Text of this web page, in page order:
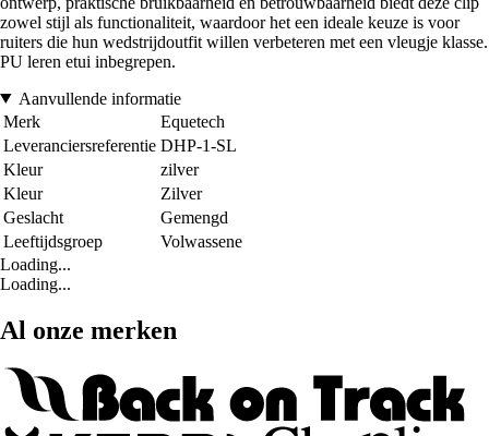
zowel stijl als functionaliteit, waardoor het een ideale keuze is voor
ruiters die hun wedstrijdoutfit willen verbeteren met een vleugje klasse.
PU leren etui inbegrepen.
Aanvullende informatie
Merk
Equetech
Leveranciersreferentie DHP-1-SL
Kleur
zilver
Kleur
Zilver
Geslacht
Gemengd
Leeftijdsgroep
Volwassene
Loading...
Loading...
Al onze merken